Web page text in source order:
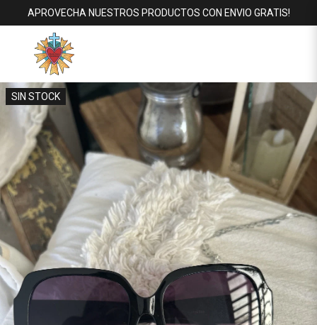
APROVECHA NUESTROS PRODUCTOS CON ENVIO GRATIS!
SIN STOCK